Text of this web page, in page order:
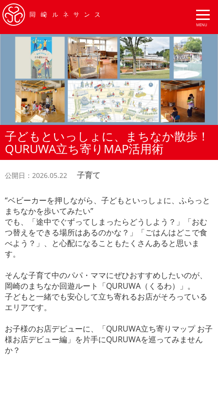
子どもといっしょに、まちなか散歩！
QURUWA立ち寄りMAP活用術
公開日：2026.05.22 子育て
“ベビーカーを押しながら、子どもといっしょに、ふらっと
まちなかを歩いてみたい”
でも、「途中でぐずってしまったらどうしよう？」「おむ
つ替えをできる場所はあるのかな？」「ごはんはどこで食
べよう？」、と心配になることもたくさんあると思いま
す。
そんな子育て中のパパ・ママにぜひおすすめしたいのが、
岡崎のまちなか回遊ルート「QURUWA（くるわ）」。
子どもと一緒でも安心して立ち寄れるお店がそろっている
エリアです。
お子様のお店デビューに、「QURUWA立ち寄りマップ お子
様お店デビュー編」を片手にQURUWAを巡ってみません
か？